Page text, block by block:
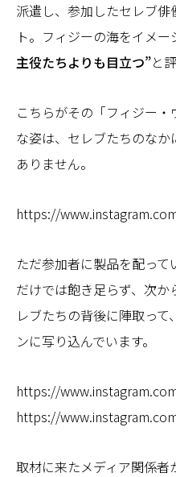
派遣し、参加したセレブ
ト。フィジーの海をイメ
主役たちよりも目立つ”と
こちらがその「フィジー
な姿は、セレブたちのな
ありません。
https://
ただ参加者に製品を配っ
だけでは飽き足らず、次か
レブたちの背後に陣取っ
ンに写り込んでいます。
https://
https://
取材に来たメディア関係者